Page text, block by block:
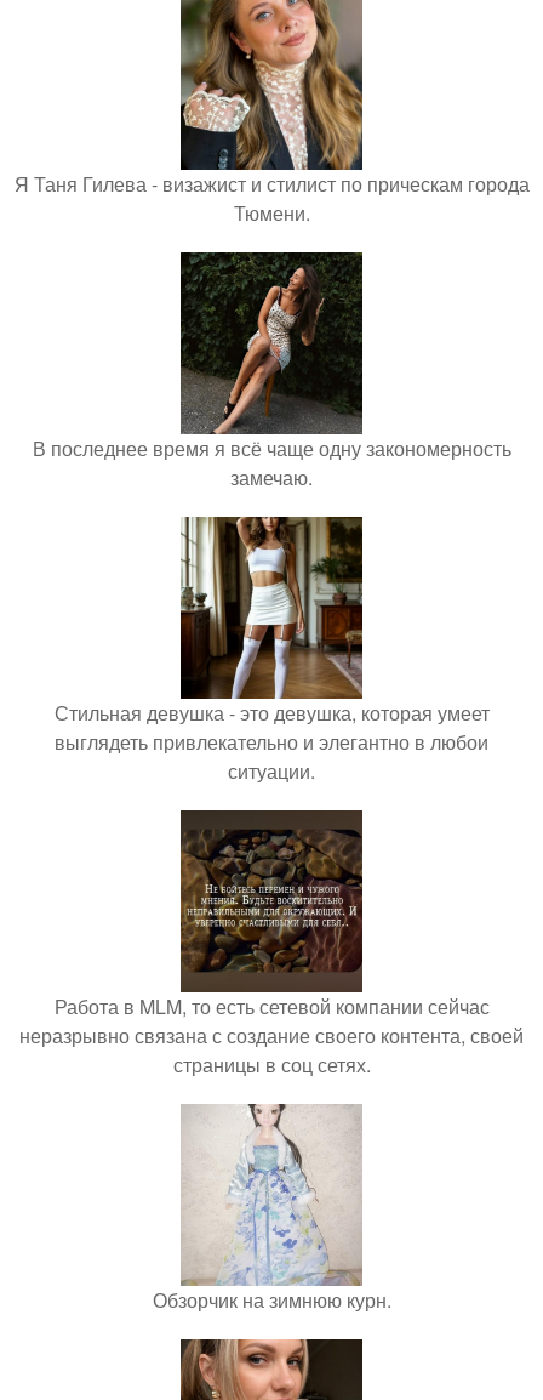
Я Таня Гилева - визажист и стилист по прическам города
Тюмени.
В последнее время я всё чаще одну закономерность
замечаю.
Стильная девушка - это девушка, которая умеет
выглядеть привлекательно и элегантно в любои
ситуации.
Работа в MLM, то есть сетевой компании сейчас
неразрывно связана с создание своего контента, своей
страницы в соц сетях.
Обзорчик на зимнюю курн.